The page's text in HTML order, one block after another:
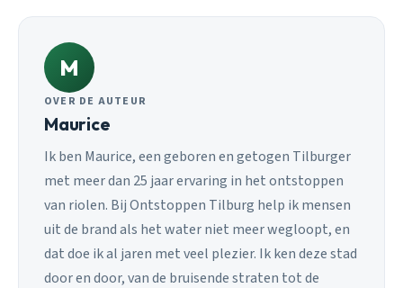
M
OVER DE AUTEUR
Maurice
Ik ben Maurice, een geboren en getogen Tilburger
met meer dan 25 jaar ervaring in het ontstoppen
van riolen. Bij Ontstoppen Tilburg help ik mensen
uit de brand als het water niet meer wegloopt, en
dat doe ik al jaren met veel plezier. Ik ken deze stad
door en door, van de bruisende straten tot de